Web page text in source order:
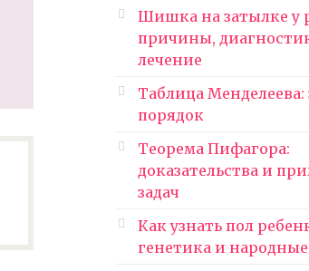
Шишка на затылке у
причины,
лечение
Таблица Менделеева:
порядок
Теорема Пифагора:
доказательства и
задач
Как узнать пол
генетика и